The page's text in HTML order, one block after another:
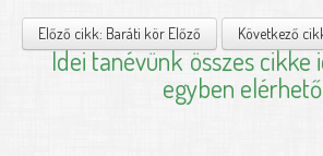
Előző cikk: Baráti kör Előző Következő
Idei tanévünk összes
egyben elérhető